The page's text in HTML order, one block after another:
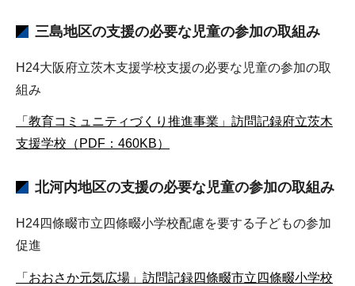
三島地区の支援の必要な児童の参加の取組み
H24大阪府立茨木支援学校支援の必要な児童の参加の取
組み
「教育コミュニティづくり推進事業」訪問記録府立茨木
支援学校（PDF：460KB）
北河内地区の支援の必要な児童の参加の取組み
H24四條畷市立四條畷小学校配慮を要する子どもの参加
促進
「おおさか元気広場」訪問記録四條畷市立四條畷小学校